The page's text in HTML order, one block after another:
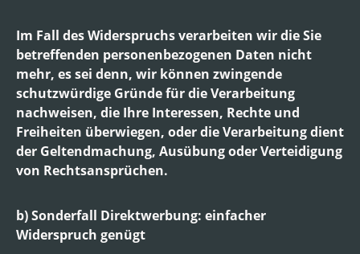
Im Fall des Widerspruchs verarbeiten wir die Sie
betreffenden personenbezogenen Daten nicht
mehr, es sei denn, wir können zwingende
schutzwürdige Gründe für die Verarbeitung
nachweisen, die Ihre Interessen, Rechte und
Freiheiten überwiegen, oder die Verarbeitung dient
der Geltendmachung, Ausübung oder Verteidigung
von Rechtsansprüchen.
b) Sonderfall Direktwerbung: einfacher
Widerspruch genügt